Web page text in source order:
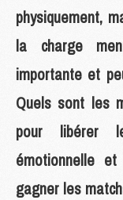
physiquement,
la charge
importante et
Quels sont les
pour libérer
émotionnelle
gagner les